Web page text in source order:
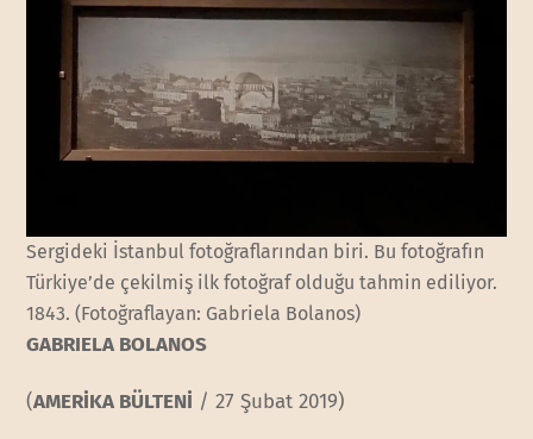
Sergideki İstanbul fotoğraflarından biri. Bu fotoğrafın
Türkiye’de çekilmiş ilk fotoğraf olduğu tahmin ediliyor.
1843. (Fotoğraflayan: Gabriela Bolanos)
GABRIELA BOLANOS
(AMERİKA BÜLTENİ / 27 Şubat 2019)